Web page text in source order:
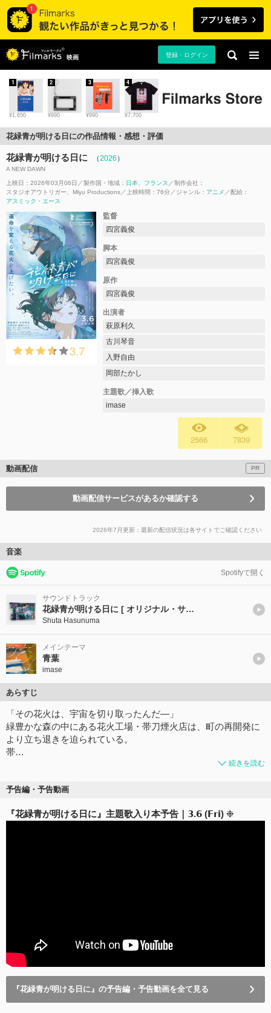
映画 登録・ログイン
¥1,650
1
¥990
2
¥990
3
¥7,700
4
花緑青が明ける日にの作品情報・感想・評価
花緑青が明ける日に （2026 ）
A NEW DAWN
上映日：2026年03月06日 製作国・地域： 日本 フランス
制作会社：
スタジオアウトリガー
Miyu Productions 上映時間：76分 ジャンル： アニメ
配給：
アスミック・エース
3.7
監督
四宮義俊
脚本
四宮義俊
原作
四宮義俊
出演者
萩原利久
古川琴音
入野自由
岡部たかし
主題歌／挿入歌
imase
2566 7839
動画配信 PR
動画配信サービスがあるか確認する
2026年7月更新：最新の配信状況は各サイトでご確認ください
音楽
Spotifyで開く
サウンドトラック
花緑青が明ける日に [ オリジナル・サウンドトラック ]
Shuta Hasunuma
メインテーマ
青葉
imase
あらすじ
「その花火は、宇宙を切り取ったんだ―」
緑豊かな森の中にある花火工場・帯刀煙火店は、町の再開発に
より立ち退きを迫られている。
帯…
続きを読む
予告編・予告動画
『花緑青が明ける日に』主題歌入り本予告｜𝟯.𝟲 (𝗙𝗿𝗶) ❉
『花緑青が明ける日に』の予告編・予告動画を全て見る